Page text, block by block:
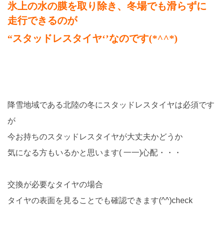
氷上の水の膜を取り除き、冬場でも滑らずに
走行できるのが
“スタッドレスタイヤ‘’なのです(*^^*)
降雪地域である北陸の冬にスタッドレスタイヤは必須です
が
今お持ちのスタッドレスタイヤが大丈夫かどうか
気になる方もいるかと思います( 一一)心配・・・
交換が必要なタイヤの場合
タイヤの表面を見ることでも確認できます(^^)check